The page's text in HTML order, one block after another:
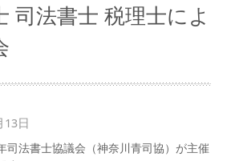
司法書士 税理士によ
13日
司法書士協議会（神奈川青司協）が主催